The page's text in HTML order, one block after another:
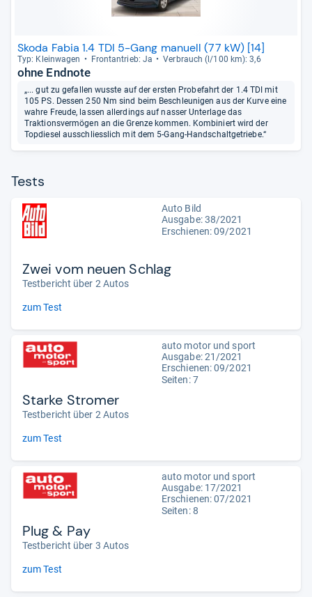
Skoda Fabia 1.4 TDI 5-Gang manuell (77 kW) [14]
Typ: Klein­wa­gen Front­an­trieb: Ja Ver­brauch (l/100 km): 3,6
ohne Endnote
„... gut zu gefallen wusste auf der ersten Probefahrt der 1.4 TDI mit
105 PS. Dessen 250 Nm sind beim Beschleunigen aus der Kurve eine
wahre Freude, lassen allerdings auf nasser Unterlage das
Traktionsvermögen an die Grenze kommen. Kombiniert wird der
Topdiesel ausschliesslich mit dem 5-Gang-Handschaltgetriebe.“
Tests
Auto Bild
Ausgabe: 38/2021
Erschienen: 09/2021
Zwei vom neuen Schlag
Testbericht über 2 Autos
zum Test
auto motor und sport
Ausgabe: 21/2021
Erschienen: 09/2021
Seiten: 7
Starke Stromer
Testbericht über 2 Autos
zum Test
auto motor und sport
Ausgabe: 17/2021
Erschienen: 07/2021
Seiten: 8
Plug & Pay
Testbericht über 3 Autos
zum Test